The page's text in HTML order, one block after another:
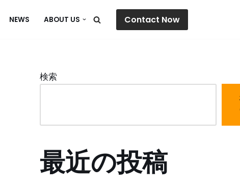
NEWS ABOUT US Contact Now
検索
最近の投稿